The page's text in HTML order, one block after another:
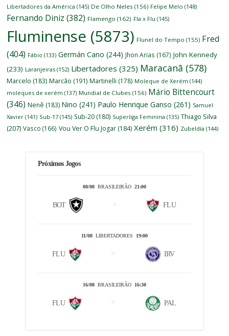
Libertadores da América (145) De Olho Neles (156) Felipe Melo (148)
Fernando Diniz (382) Flamengo (162) Fla x Flu (145)
Fluminense (5873) Flunel do Tempo (155) Fred
(404) Fábio (133) Germán Cano (244) Jhon Arias (167) John Kennedy
(233) Laranjeiras (152) Libertadores (325) Maracanã (578)
Marcelo (183) Marcão (191) Martinelli (178) Moleque de Xerém (144)
moleques de xerém (137) Mundial de Clubes (156) Mário Bittencourt
(346) Nenê (183) Nino (241) Paulo Henrique Ganso (261) Samuel
Xavier (141) Sub-17 (145) Sub-20 (180) Superliga Feminina (135) Thiago Silva
(207) Vasco (166) Vou Ver O Flu Jogar (184) Xerém (316) Zubeldía (144)
Próximos Jogos
08/08BRASILEIRÃO 21:00
BOT FLU
11/08LIBERTADORES 19:00
FLU IRV
16/08BRASILEIRÃO 16:30
FLU PAL